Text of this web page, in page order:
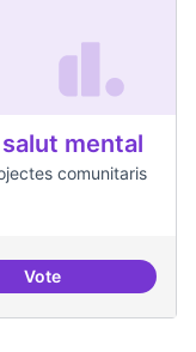
mental
comunitaris
VoteProjecte